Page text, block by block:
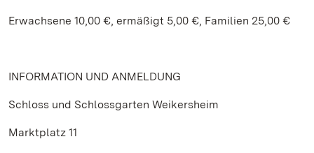
Erwachsene 10,00 €, ermäßigt 5,00 €, Familien 25,00 €
INFORMATION UND ANMELDUNG
Schloss und Schlossgarten Weikersheim
Marktplatz 11